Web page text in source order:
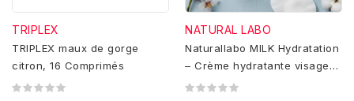
TRIPLEX
TRIPLEX maux de gorge
citron, 16 Comprimés
NATURAL LABO
Naturallabo MILK Hydratation
– Crème hydratante visage
main corps SPF 30 – 50ml